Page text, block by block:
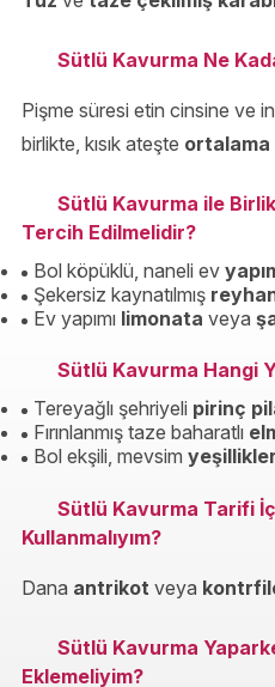
Sütlü Kavurma Ne
Pişme süresi etin cinsine ve
birlikte, kısık ateşte
Sütlü Kavurma ile
Tercih Edilmelidir?
Bol köpüklü, naneli ev
Şekersiz kaynatılmış
Ev yapımı limonata veya
Sütlü Kavurma Hangi
Tereyağlı şehriyeli pirinç
Fırınlanmış taze baharatlı
Bol ekşili, mevsim
Sütlü Kavurma Tarifi
Kullanmalıyım?
Dana antrikot veya
Sütlü Kavurma
Eklemeliyim?